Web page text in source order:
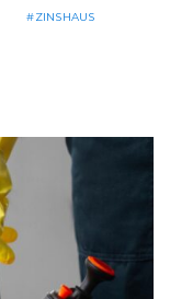
ZINSHAUS